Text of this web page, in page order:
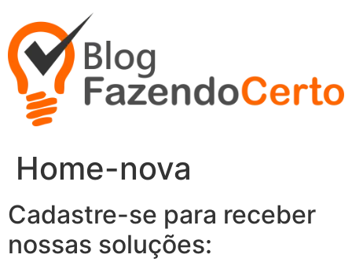
para
conteúdo
Home-nova
Cadastre-se para receber
nossas soluções: